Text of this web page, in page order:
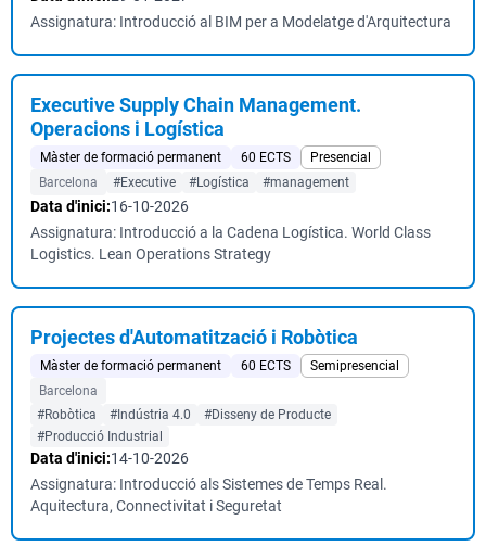
Assignatura: Introducció al BIM per a Modelatge d'Arquitectura
Executive Supply Chain Management.
Operacions i Logística
Màster de formació permanent 60 ECTS
Presencial
Barcelona
#Executive #Logística #management
Data d'inici:16-10-2026
Assignatura: Introducció a la Cadena Logística. World Class
Logistics. Lean Operations Strategy
Projectes d'Automatització i Robòtica
Màster de formació permanent 60 ECTS
Semipresencial
Barcelona
#Robòtica
#Indústria 4.0
#Disseny de Producte
#Producció Industrial
Data d'inici:14-10-2026
Assignatura: Introducció als Sistemes de Temps Real.
Aquitectura, Connectivitat i Seguretat